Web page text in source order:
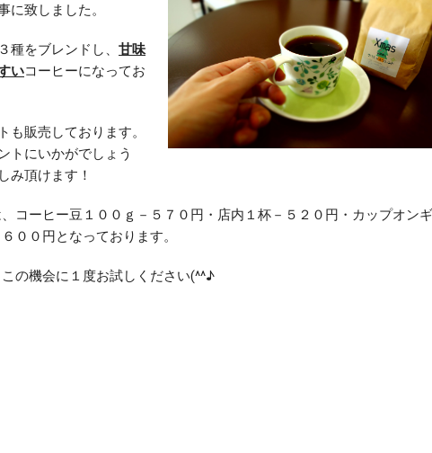
致しました。
をブレンドし、 甘味
いコーヒーになってお
も販売しております。
トにいかがでしょう
み頂けます！
コーヒー豆１００ｇ－５７０円・店内１杯－５２０円・カップオンギ
００円となっております。
の機会に１度お試しください(^^♪